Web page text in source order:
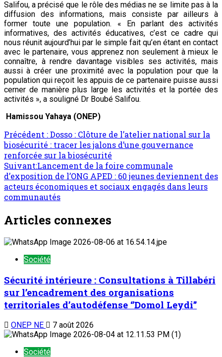
Salifou, a précisé que le rôle des médias ne se limite pas à la
diffusion des informations, mais consiste par ailleurs à
former toute une population. « En parlant des activités
informatives, des activités éducatives, c’est ce cadre qui
nous réunit aujourd’hui par le simple fait qu’en étant en contact
avec le partenaire, vous apprenez non seulement à mieux le
connaître, à rendre davantage visibles ses activités, mais
aussi à créer une proximité avec la population pour que la
population qui reçoit les appuis de ce partenaire puisse aussi
cerner de manière plus large les activités et la portée des
activités », a souligné Dr Boubé Salifou.
Hamissou Yahaya (ONEP)
Précédent :Dosso : Clôture de l’atelier national sur la
biosécurité : tracer les jalons d’une gouvernance
renforcée sur la biosécurité
Suivant:Lancement de la foire communale
d’exposition de l’ONG APED : 60 jeunes deviennent des
acteurs économiques et sociaux engagés dans leurs
communautés
Articles connexes
Société
Sécurité intérieure : Consultations à Tillabéri
sur l’encadrement des organisations
territoriales d’autodéfense ‘’Domol Leydi’’
ONEP NE 7 août 2026
Société